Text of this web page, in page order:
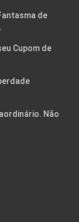
de
Cupom de
Não